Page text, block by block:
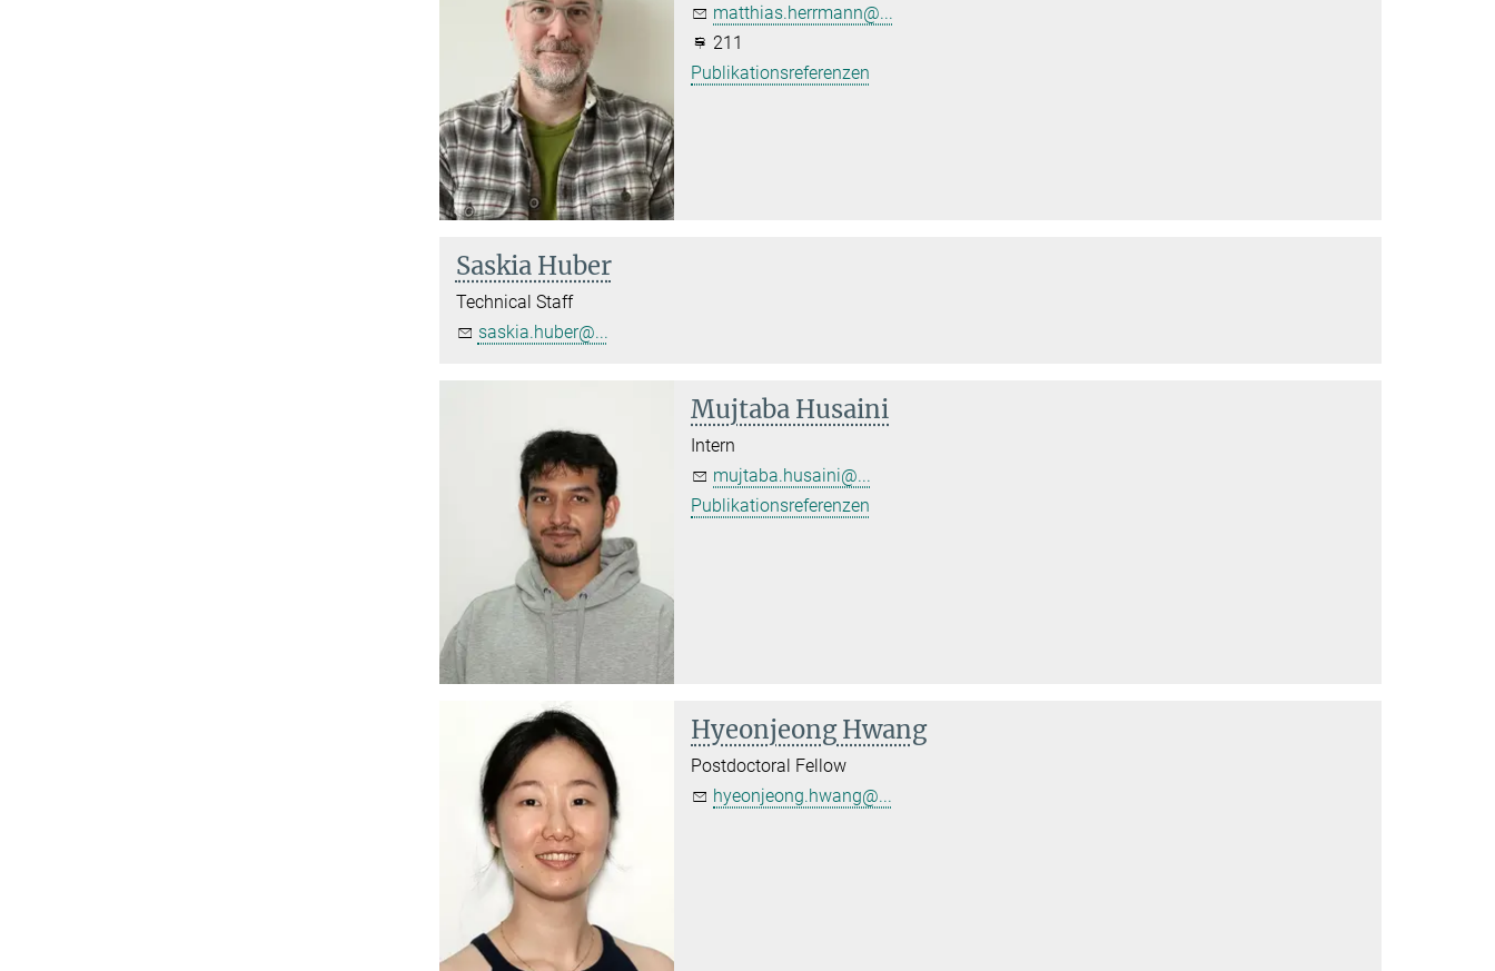
matthias.herrmann@...
211
Publikationsreferenzen
Saskia Huber
Technical Staff
saskia.huber@...
Mujtaba Husaini
Intern
mujtaba.husaini@...
Publikationsreferenzen
Hyeonjeong Hwang
Postdoctoral Fellow
hyeonjeong.hwang@...